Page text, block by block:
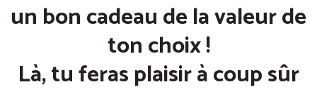
un bon cadeau de la valeur de
ton choix !
Là, tu feras plaisir à coup sûr